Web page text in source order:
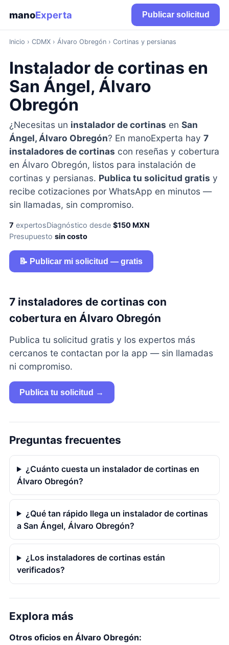
manoExperta Publicar solicitud
Inicio › CDMX› Álvaro Obregón › Cortinas y persianas
Instalador de cortinas en
San Ángel, Álvaro
Obregón
¿Necesitas un instalador de cortinas en San
Ángel, Álvaro Obregón? En manoExperta hay 7
instaladores de cortinas con reseñas y cobertura
en Álvaro Obregón, listos para instalación de
cortinas y persianas. Publica tu solicitud gratis y
recibe cotizaciones por WhatsApp en minutos —
sin llamadas, sin compromiso.
7 expertosDiagnóstico desde $150 MXN
Presupuesto sin costo
📝 Publicar mi solicitud — gratis
7 instaladores de cortinas con
cobertura en Álvaro Obregón
Publica tu solicitud gratis y los expertos más
cercanos te contactan por la app — sin llamadas
ni compromiso.
Publica tu solicitud →
Preguntas frecuentes
¿Cuánto cuesta un instalador de cortinas en
Álvaro Obregón?
¿Qué tan rápido llega un instalador de cortinas
a San Ángel, Álvaro Obregón?
¿Los instaladores de cortinas están
verificados?
Explora más
Otros oficios en Álvaro Obregón: